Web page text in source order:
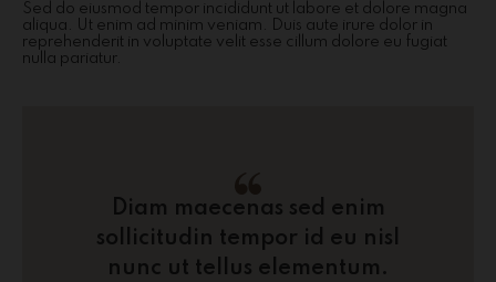
Sed do eiusmod tempor incididunt ut labore et dolore magna
aliqua. Ut enim ad minim veniam. Duis aute irure dolor in
reprehenderit in voluptate velit esse cillum dolore eu fugiat
nulla pariatur.
Diam maecenas sed enim
sollicitudin tempor id eu nisl
nunc ut tellus elementum.